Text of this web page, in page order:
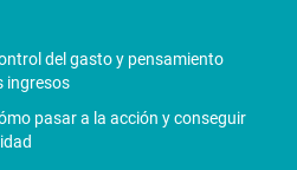
del gasto y pensamiento
ingresos
pasar a la acción y conseguir